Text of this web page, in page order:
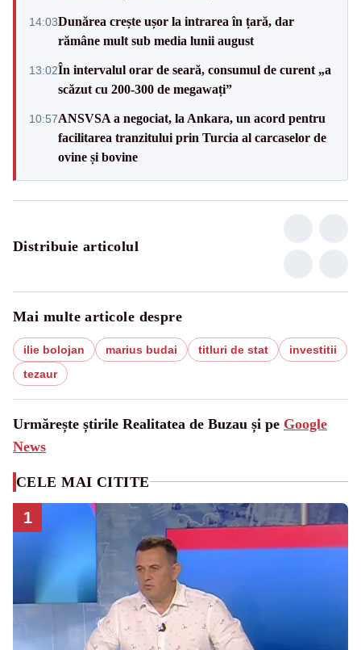
14:03Dunărea crește ușor la intrarea în țară, dar
rămâne mult sub media lunii august
13:02În intervalul orar de seară, consumul de curent „a
scăzut cu 200-300 de megawați”
10:57ANSVSA a negociat, la Ankara, un acord pentru
facilitarea tranzitului prin Turcia al carcaselor de
ovine și bovine
Distribuie articolul
Mai multe articole despre
ilie bolojan marius budai titluri de stat
investitii
tezaur
Urmărește știrile Realitatea de Buzau și pe Google
News
CELE MAI CITITE
1